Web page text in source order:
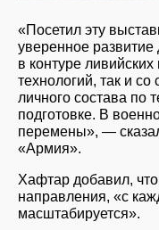
«Посетил эту
уверенное
в контуре
технологий, так и
личного состава по
подготовке. В
перемены», —
«Армия».
Хафтар добавил,
направления, «с
масштабируется».